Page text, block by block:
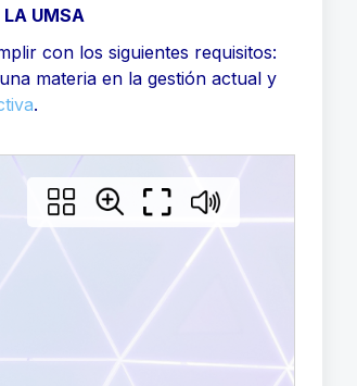
LA UMSA
con los siguientes requisitos:
materia en la gestión actual y
.